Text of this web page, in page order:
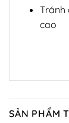
Tránh
cao
SẢN PHẨM